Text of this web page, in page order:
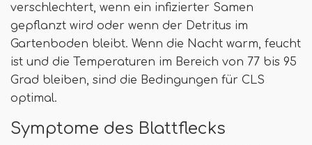
verschlechtert, wenn ein infizierter Samen
gepflanzt wird oder wenn der Detritus im
Gartenboden bleibt. Wenn die Nacht warm, feucht
ist und die Temperaturen im Bereich von 77 bis 95
Grad bleiben, sind die Bedingungen für CLS
optimal.
Symptome des Blattflecks